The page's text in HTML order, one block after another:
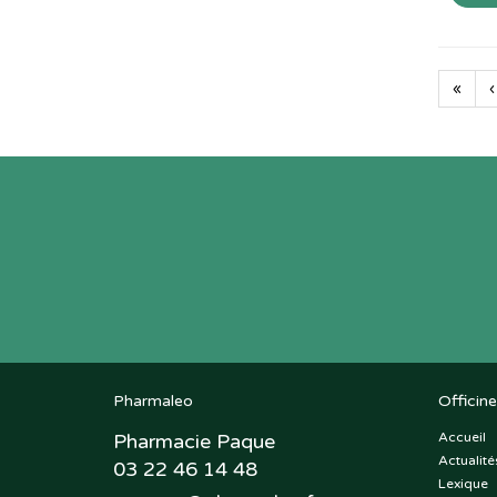
« ‹
Pharmaleo
Pharmacie Paque
03 22 46 14 48
Officine
Accueil
Lexique